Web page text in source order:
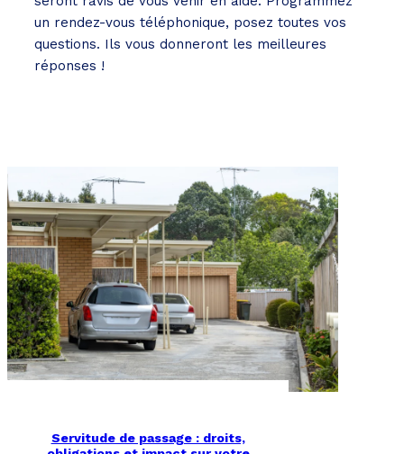
un rendez-vous téléphonique, posez toutes vos
questions. Ils vous donneront les meilleures
réponses !
Servitude de passage : droits,